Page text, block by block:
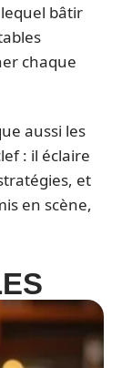
bâtir
chaque
aussi les
: il éclaire
et
en scène,